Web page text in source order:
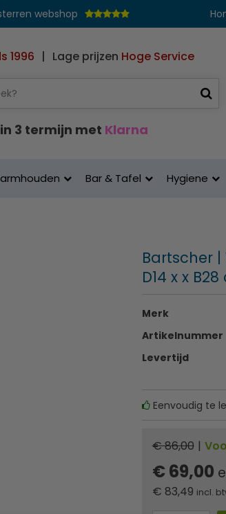
webshop
1996 | Lage prijzen Hoge Service
3 termijn met Klarna
Bar & Tafel Hygiene
Bartscher |
D14 x x
Merk
Artikelnummer
Levertijd
Eenvoudig te
€ 86,00 |
€ 69,00
€ 83,49 incl.